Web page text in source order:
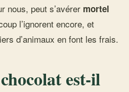
nous, peut s’avérer mortel
l’ignorent encore, et
d’animaux en font les frais.
est-il